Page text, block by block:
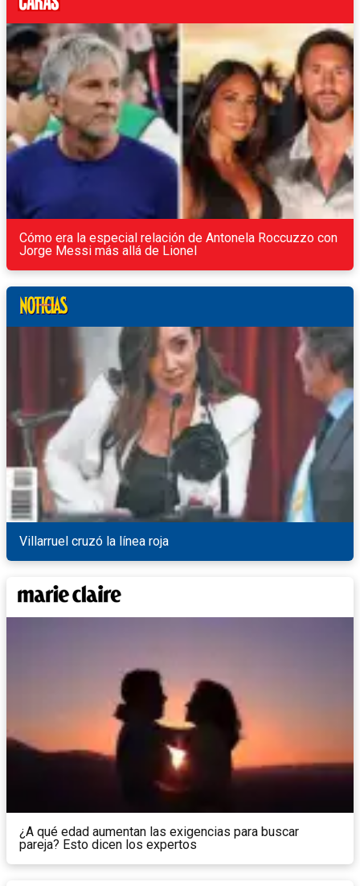
Cómo era la especial relación de Antonela Roccuzzo con
Jorge Messi más allá de Lionel
Villarruel cruzó la línea roja
¿A qué edad aumentan las exigencias para buscar
pareja? Esto dicen los expertos